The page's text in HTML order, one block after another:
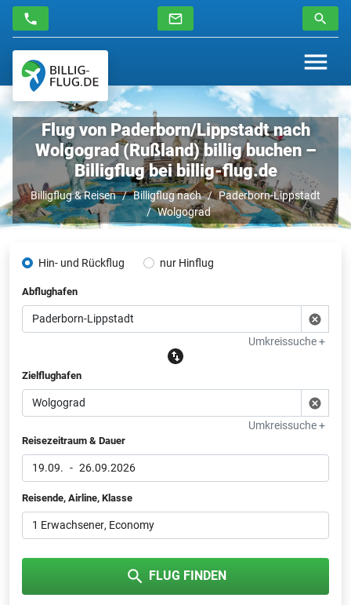
Flug von Paderborn/Lippstadt nach
Wolgograd (Rußland) billig buchen –
Billigflug bei billig-flug.de
Billigflug & Reisen Billigflug nach
Paderborn-Lippstadt
Wolgograd
Hin- und Rückflug nur Hinflug
Abflughafen
Umkreissuche +
Zielflughafen
Umkreissuche +
Reisezeitraum & Dauer
19.09. - 26.09.2026
Reisende, Airline, Klasse
1 Erwachsener, Economy
FLUG FINDEN